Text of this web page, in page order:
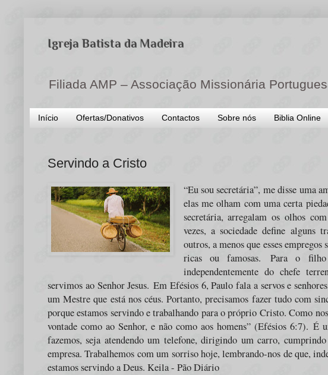
Igreja Batista da Madeira
Filiada AMP – Associação Missionária
Início Ofertas/Donativos Contactos Sobre nós Biblia Online
Servindo a Cristo
“Eu sou secretária”, me disse uma
elas me olham com uma certa
secretária, arregalam os olhos
vezes, a sociedade define alguns
outros, a menos que esses
ricas ou famosas. Para o filho
independentemente do chefe
servimos ao Senhor Jesus. Em Efésios 6, Paulo fala a servos e
um Mestre que está nos céus. Portanto, precisamos fazer tudo com
porque estamos servindo e trabalhando para o próprio Cristo. Como
vontade como ao Senhor, e não como aos homens” (Efésios 6:7). É
fazemos, seja atendendo um telefone, dirigindo um carro,
empresa. Trabalhemos com um sorriso hoje, lembrando-nos de que,
estamos servindo a Deus. Keila - Pão Diário